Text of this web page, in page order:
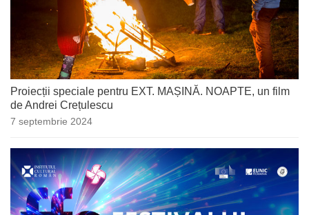
Proiecții speciale pentru EXT. MAȘINĂ. NOAPTE, un film
de Andrei Crețulescu
7 septembrie 2024